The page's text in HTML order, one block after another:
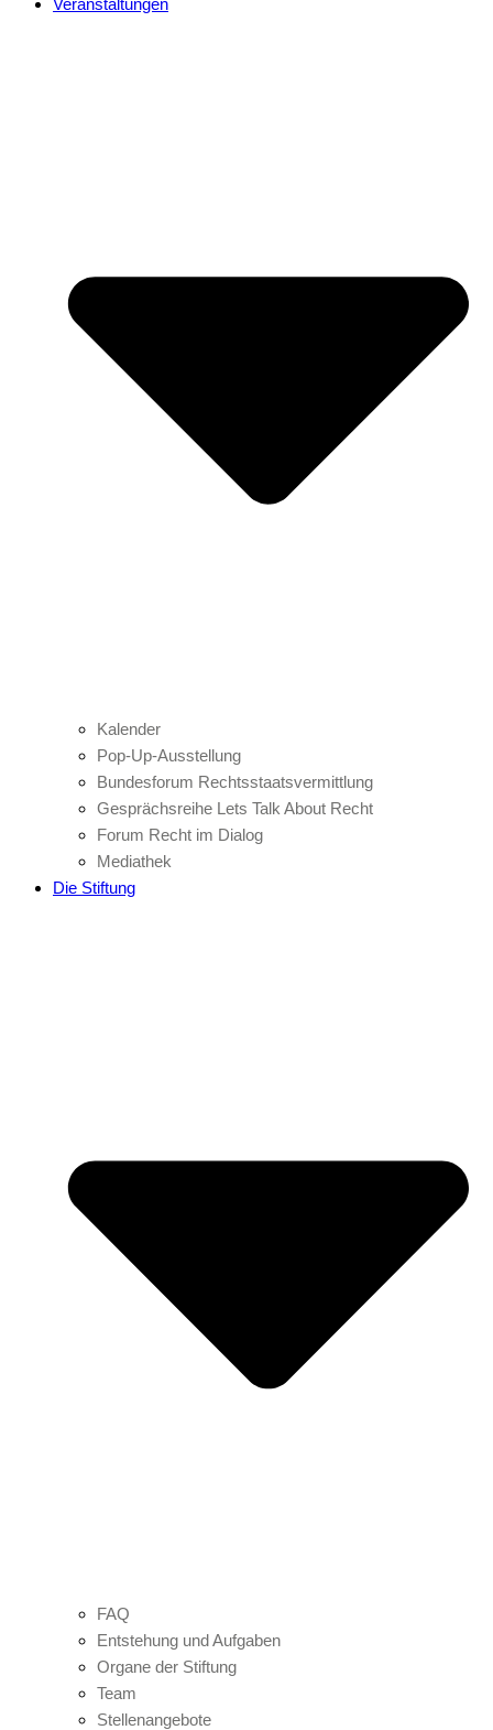
Veranstaltungen
Kalender
Pop-Up-Ausstellung
Bundesforum Rechtsstaatsvermittlung
Gesprächsreihe Lets Talk About Recht
Forum Recht im Dialog
Mediathek
Die Stiftung
FAQ
Entstehung und Aufgaben
Organe der Stiftung
Team
Stellenangebote